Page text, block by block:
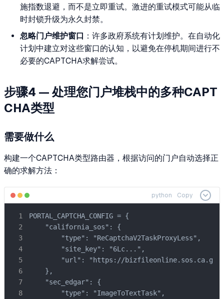
施指数退避，而不是立即重试。激进的重试模式可能从临
时封锁升级为永久封禁。
忽略门户维护窗口 ：许多政府系统有计划维护。在自动化
计划中建立对这些窗口的认知，以避免在停机期间进行不
必要的CAPTCHA求解尝试。
步骤4 — 处理您门户堆栈中的多种CAPT
CHA类型
需要做什么
构建一个CAPTCHA类型路由器，根据访问的门户自动选择正
确的求解方法：
python Copy
PORTAL_CAPTCHA_CONFIG = {
    "california_sos": {
        "type": "ReCaptchaV2TaskProxyLess",
        "site_key": "6Lc...",
"url": "https://
    },
    "sec_edgar": {
        "type": "ImageToTextTask",